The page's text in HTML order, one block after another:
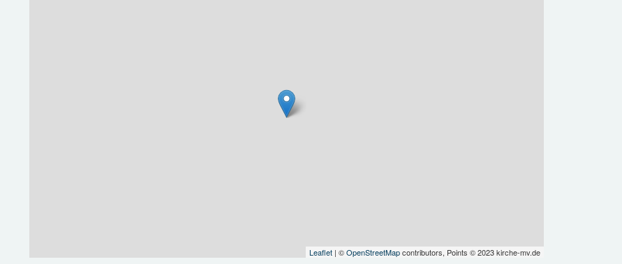
Leaflet| ©OpenStreetMapcontributors, Points © 2023 kirche-mv.de